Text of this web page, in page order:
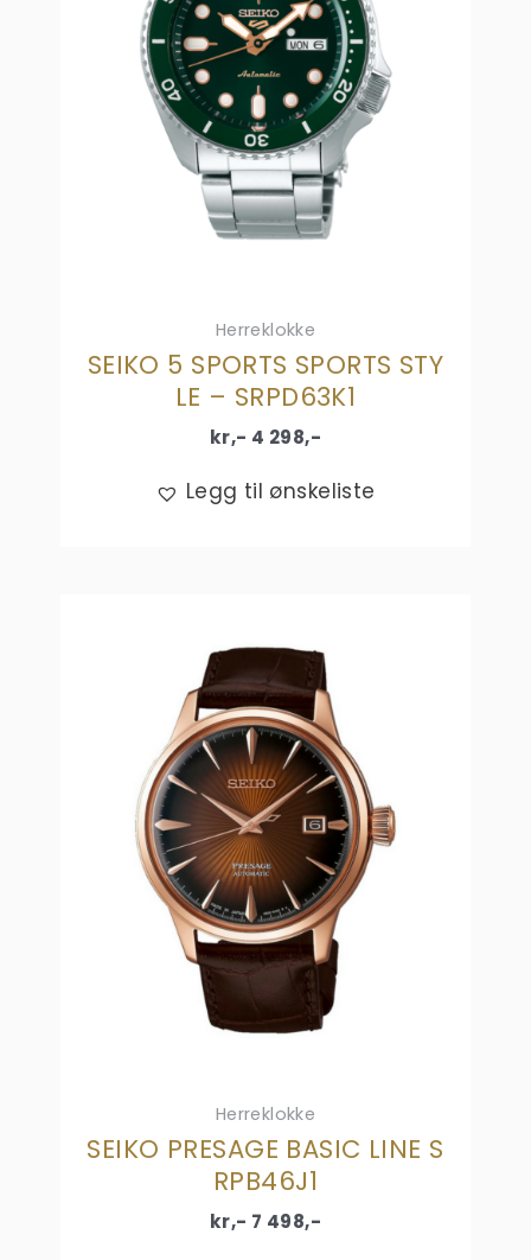
Herreklokke
SEIKO 5 SPORTS SPORTS STY
LE – SRPD63K1
kr,- 4 298,-
Legg til ønskeliste
Herreklokke
SEIKO PRESAGE BASIC LINE S
RPB46J1
kr,- 7 498,-